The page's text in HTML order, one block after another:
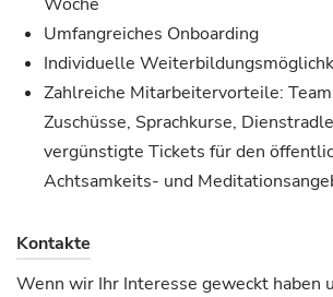
Umfangreiches Onboarding
Individuelle
Zahlreiche Mitarbeitervorteile:
Zuschüsse, Sprachkurse,
vergünstigte Tickets für den
Achtsamkeits- und
Kontakte
Wenn wir Ihr Interesse geweckt haben